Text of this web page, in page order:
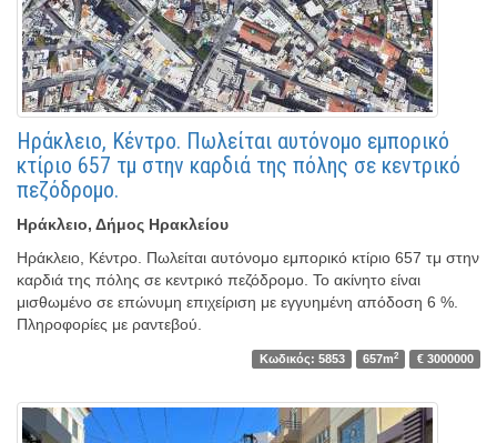
Ηράκλειο, Κέντρο. Πωλείται αυτόνομο εμπορικό
κτίριο 657 τμ στην καρδιά της πόλης σε κεντρικό
πεζόδρομο.
Ηράκλειο, Δήμος Ηρακλείου
Ηράκλειο, Κέντρο. Πωλείται αυτόνομο εμπορικό κτίριο 657 τμ στην
καρδιά της πόλης σε κεντρικό πεζόδρομο. Το ακίνητο είναι
μισθωμένο σε επώνυμη επιχείριση με εγγυημένη απόδοση 6 %.
Πληροφορίες με ραντεβού.
Κωδικός: 5853 657m2 € 3000000